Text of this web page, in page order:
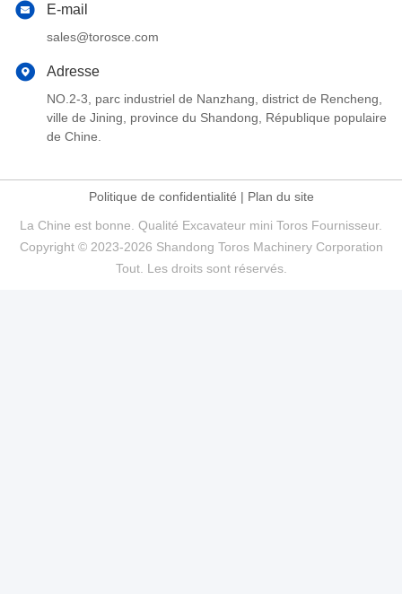
E-mail
sales@torosce.com
Adresse
NO.2-3, parc industriel de Nanzhang, district de Rencheng,
ville de Jining, province du Shandong, République populaire
de Chine.
Politique de confidentialité | Plan du site
La Chine est bonne. Qualité Excavateur mini Toros Fournisseur.
Copyright © 2023-2026 Shandong Toros Machinery Corporation
Tout. Les droits sont réservés.